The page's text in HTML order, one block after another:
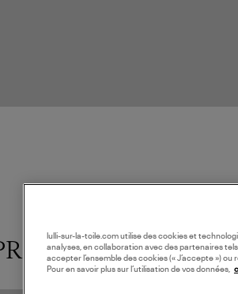
VUS
lulli-sur-la-toile.com utilise des cookies et
analyses, en collaboration avec des partenaires
accepter l’ensemble des cookies (« J’accepte »)
Pour en savoir plus sur l’utilisation de vos données,